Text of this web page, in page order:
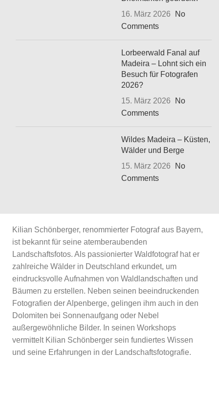
16. März 2026
No
Comments
Lorbeerwald Fanal auf
Madeira – Lohnt sich ein
Besuch für Fotografen
2026?
15. März 2026
No
Comments
Wildes Madeira – Küsten,
Wälder und Berge
15. März 2026
No
Comments
Kilian Schönberger, renommierter Fotograf aus Bayern,
ist bekannt für seine atemberaubenden
Landschaftsfotos. Als passionierter Waldfotograf hat er
zahlreiche Wälder in Deutschland erkundet, um
eindrucksvolle Aufnahmen von Waldlandschaften und
Bäumen zu erstellen. Neben seinen beeindruckenden
Fotografien der Alpenberge, gelingen ihm auch in den
Dolomiten bei Sonnenaufgang oder Nebel
außergewöhnliche Bilder. In seinen Workshops
vermittelt Kilian Schönberger sein fundiertes Wissen
und seine Erfahrungen in der Landschaftsfotografie.